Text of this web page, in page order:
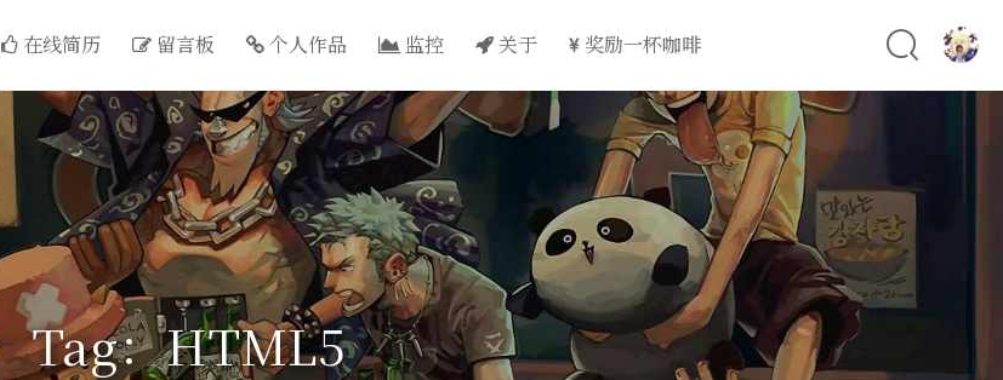
在线简历 留言板 个人作品 监控 关于 奖励一杯咖啡
Tag：HTML5